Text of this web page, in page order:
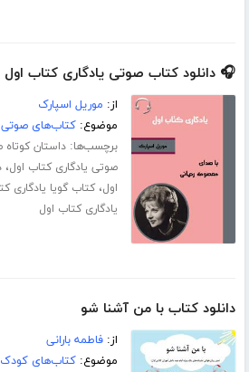
🎧 دانلود کتاب صوتی یادگاری کتاب اول
از: موریل اسپارک
موضوع:کتاب‌های صوتی
برچسب‌ها:داستان
صوتی یادگاری کتاب اول،
اول،کتاب گویا یادگاری
یادگاری کتاب اول
دانلود کتاب با من آشنا شو
از:فاطمه بارانی
موضوع:کتاب‌های کودک